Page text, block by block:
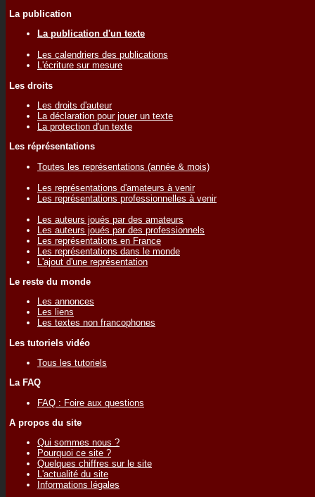
La publication
La publication d'un texte
Les calendriers des publications
L'écriture sur mesure
Les droits
Les droits d'auteur
La déclaration pour jouer un texte
La protection d'un texte
Les réprésentations
Toutes les représentations (année & mois)
Les représentations d'amateurs à venir
Les représentations professionnelles à venir
Les auteurs joués par des amateurs
Les auteurs joués par des professionnels
Les représentations en France
Les représentations dans le monde
L'ajout d'une représentation
Le reste du monde
Les annonces
Les liens
Les textes non francophones
Les tutoriels vidéo
Tous les tutoriels
La FAQ
FAQ : Foire aux questions
A propos du site
Qui sommes nous ?
Pourquoi ce site ?
Quelques chiffres sur le site
L'actualité du site
Informations légales